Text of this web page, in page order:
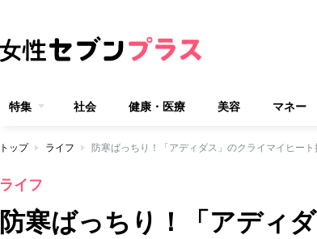
特集 社会 健康・医療 美容 マネー
トップ ライフ 防寒ばっちり！「アディダス」のクライマイヒー
ライフ
防寒ばっちり！「アディ